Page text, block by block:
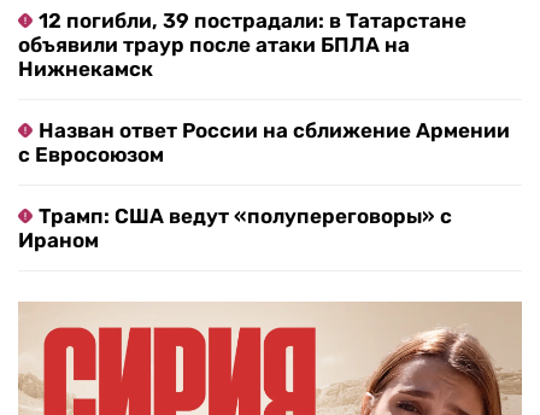
12 погибли, 39 пострадали: в Татарстане
объявили траур после атаки БПЛА на
Нижнекамск
Назван ответ России на сближение Армении
с Евросоюзом
Трамп: США ведут «полупереговоры» с
Ираном